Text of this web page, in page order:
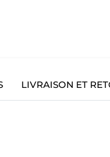
LIVRAISON ET